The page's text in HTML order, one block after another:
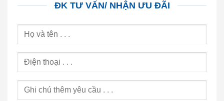
ĐK TƯ VẤN/ NHẬN ƯU ĐÃI